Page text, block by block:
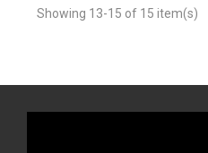
Showing 13-15 of 15 item(s)